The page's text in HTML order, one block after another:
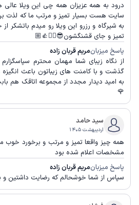
درود به همه عزیزان همه چی این ویلا
سایت هست بسیار تمیز و مرتب ما که لذت
به شیرگاه و رزرو این ویلا رو میدم باتشکر از
تمیز و جای قشنگشون😎🙋‍♂️👍🏼
پاسخ میزبانمریم قربان زاده
از نگاه زیبای شما مهمان محترم
گذشت و با کامنت های زیباتون باعث
به امید دیدار مجدد از مجموعه اتاقک هم
🌹
سید حامد
اردیبهشت ۱۴۰۵
همه چیز واقعا تمیز و مرتب و برخورد
مشخصات اعلام شده بود
پاسخ میزبانمریم قربان زاده
سپاس از شما خوشحالم که رضایت